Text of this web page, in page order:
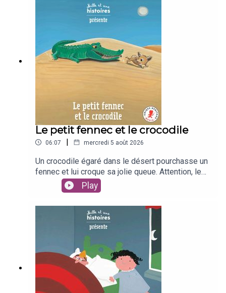
Manola CapriniInterprété par Clara
ZieglerEnregistré et mis en musique par Léopold
Le petit fennec et le crocodile
06:07 | mercredi 5 août 2026
Un crocodile égaré dans le désert pourchasse un
fennec et lui croque sa jolie queue. Attention, le
petit fennec va vouloir se venger !Un texte de
Kéthévane DavrichewyIllustré par Fabienne
TeyssèdreInterprété par Tadrina
HockingEnregistré et mis en musique par
Léopold RoyFleurus Presse / Unique Heritage
Play